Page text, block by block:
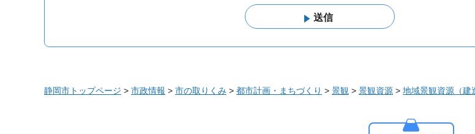
静岡市トップページ > 市政情報 > 市の取りくみ > 都市計画・まちづくり > 景観 > 景観資源 > 地域景観資源（建